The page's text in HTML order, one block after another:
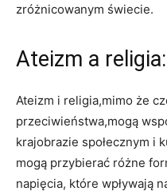
zróżnicowanym świecie.
Ateizm a
Ateizm i religia,mimo że
przeciwieństwa,mogą
krajobrazie społecznym i
mogą przybierać różne
napięcia, które wpływają